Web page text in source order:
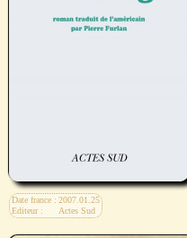
Date france : 2007.01.25
Editeur :
Actes Sud